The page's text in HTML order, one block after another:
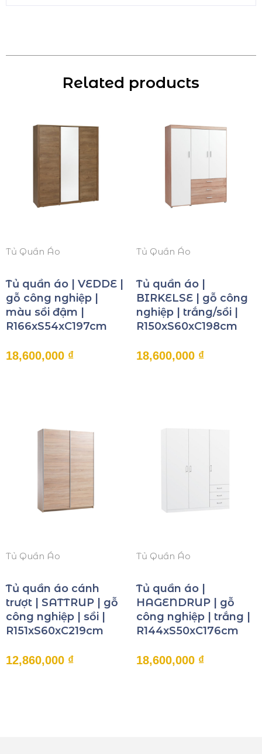
Related products
Tủ Quần Áo
Tủ quần áo | VEDDE |
gỗ công nghiệp |
màu sồi đậm |
R166xS54xC197cm
18,600,000 ₫
Tủ Quần Áo
Tủ quần áo |
BIRKELSE | gỗ công
nghiệp | trắng/sồi |
R150xS60xC198cm
18,600,000 ₫
Tủ Quần Áo
Tủ quần áo cánh
trượt | SATTRUP | gỗ
công nghiệp | sồi |
R151xS60xC219cm
12,860,000 ₫
Tủ Quần Áo
Tủ quần áo |
HAGENDRUP | gỗ
công nghiệp | trắng |
R144xS50xC176cm
18,600,000 ₫